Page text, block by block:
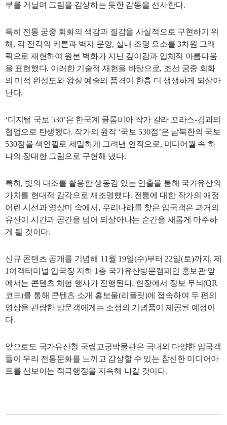
부를 거닐며 그림을 감상하는 듯한 감동을 선사한다.
특히 전통 궁중 회화의 색감과 질감을 사실적으로 구현하기 위
해 , 각 전각의 커튼과 벽지 문양, 실내 조명 요소를3차원 그래
픽으로 재현하여 원본 벽화가 지닌 깊이감과 입체적 아름다움
을 표현했다. 이러한 기술적 재현을 바탕으로, 조선 궁중 회화
의 미적 완성도와 왕실 예술의 품격이 한층 더 생생하게 되살아
난다.
‘디지털 국보 530’은 한국계 콜롬비아 작가 갈라 포라스-김과의
협업으로 탄생했다. 작가의 원작 ‘국보 530점’은 남북한의 국보
530점을 색연필로 세밀하게 그려낸 연작으로, 미디어월 속 하
나의 장대한 그림으로 구현해 냈다.
특히 , 빛의 대조를 활용한 생동감 있는 연출을 통해 국가유산의
가치를 현대적 감각으로 재조명했다. 전통에 대한 작가의 애정
어린 시선과 영상미 속에서 , 우리나라를 찾은 입국객은 과거의
유산이 시간과 공간을 넘어 되살아나는 순간을 새롭게 마주하
게 될 것이다.
신규 콘텐츠 공개를 기념해 11 월 19일(수)부터 22일(토)까지 ,제
1 여객터미널 입국장 지하 1 층 국가유산방문캠페인 홍보관 앞
에서는 콘텐츠 체험 행사가 진행된다. 현장에서 정보 무늬(QR
코드)를 통해 콘텐츠 소개 홍보물(리플릿)에 접속하여 두 편의
영상을 관람한 방문객에게는 소정의 기념품이 제공될 예정이
다.
앞으로도 국가유산청 국립고궁박물관은 국내외 다양한 입국객
들이 우리 전통문화를 느끼고 감상할 수 있는 참신한 미디어아
트를 선보이는 적극행정을 지속해 나갈 것이다.